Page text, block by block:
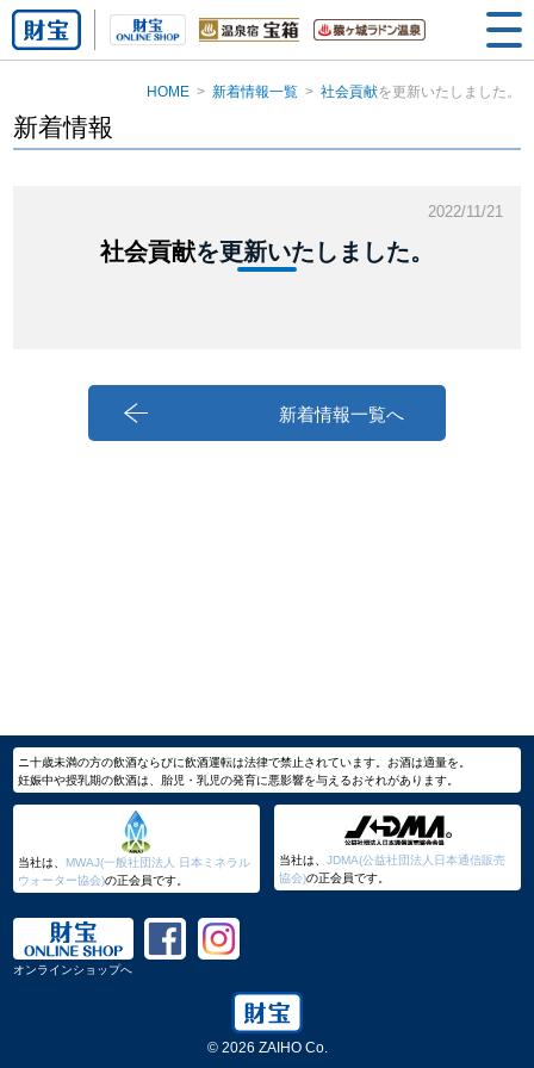
HOME 新着情報一覧 社会貢献を更新いたしました。
新着情報
2022/11/21
社会貢献を更新いたしました。
新着情報一覧へ
ニ十歳未満の方の飲酒ならびに飲酒運転は法律で禁止されています。お酒は適量を。
妊娠中や授乳期の飲酒は、胎児・乳児の発育に悪影響を与えるおそれがあります。
当社は、 MWAJ(一般社団法人 日本ミネラル
ウォーター協会)の正会員です。
当社は、JDMA(公益社団法人日本通信販売
協会)の正会員です。
オンラインショップへ
© 2026 ZAIHO Co.